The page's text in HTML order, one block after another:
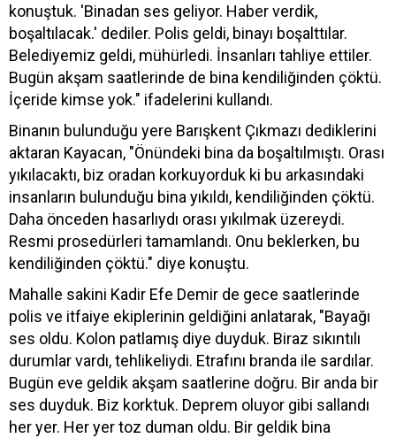
konuştuk. 'Binadan ses geliyor. Haber verdik,
boşaltılacak.' dediler. Polis geldi, binayı boşalttılar.
Belediyemiz geldi, mühürledi. İnsanları tahliye ettiler.
Bugün akşam saatlerinde de bina kendiliğinden çöktü.
İçeride kimse yok." ifadelerini kullandı.
Binanın bulunduğu yere Barışkent Çıkmazı dediklerini
aktaran Kayacan, "Önündeki bina da boşaltılmıştı. Orası
yıkılacaktı, biz oradan korkuyorduk ki bu arkasındaki
insanların bulunduğu bina yıkıldı, kendiliğinden çöktü.
Daha önceden hasarlıydı orası yıkılmak üzereydi.
Resmi prosedürleri tamamlandı. Onu beklerken, bu
kendiliğinden çöktü." diye konuştu.
Mahalle sakini Kadir Efe Demir de gece saatlerinde
polis ve itfaiye ekiplerinin geldiğini anlatarak, "Bayağı
ses oldu. Kolon patlamış diye duyduk. Biraz sıkıntılı
durumlar vardı, tehlikeliydi. Etrafını branda ile sardılar.
Bugün eve geldik akşam saatlerine doğru. Bir anda bir
ses duyduk. Biz korktuk. Deprem oluyor gibi sallandı
her yer. Her yer toz duman oldu. Bir geldik bina